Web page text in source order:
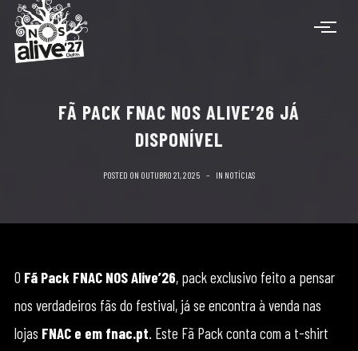
FÃ PACK FNAC NOS ALIVE’26 JÁ
DISPONÍVEL
POSTED ON OUTUBRO 21, 2025 IN NOTÍCIAS
O Fã Pack FNAC NOS Alive’26, pack exclusivo feito a pensar
nos verdadeiros fãs do festival, já se encontra à venda nas
lojas FNAC e em fnac.pt. Este Fã Pack conta com a t-shirt